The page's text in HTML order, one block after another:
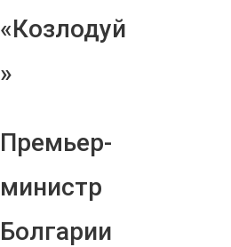
«Козлодуй
»
Премьер-
министр
Болгарии